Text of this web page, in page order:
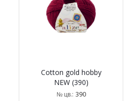
Cotton gold hobby
NEW (390)
№ цв.: 390